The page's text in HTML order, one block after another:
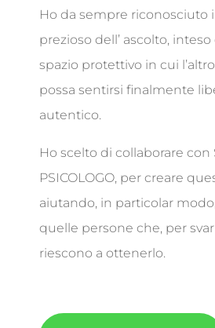
Ho da sempre riconosciuto
prezioso dell’ ascolto,
spazio protettivo in cui l’altro
possa sentirsi finalmente
autentico.
Ho scelto di collaborare con
PSICOLOGO, per creare
aiutando, in particolar
quelle persone che, per
riescono a ottenerlo.